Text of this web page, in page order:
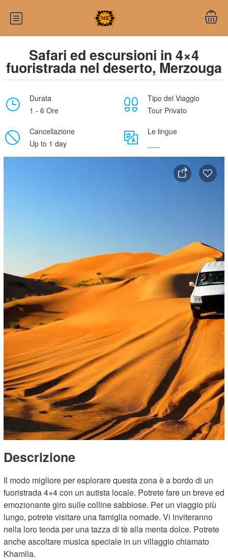
Safari ed escursioni in 4×4
fuoristrada nel deserto, Merzouga
Durata
1 - 6 Ore
Tipo del Viaggio
Tour Privato
Cancellazione
Up to 1 day
Le lingue
Descrizione
Il modo migliore per esplorare questa zona è a bordo di un
fuoristrada 4×4 con un autista locale. Potrete fare un breve ed
emozionante giro sulle colline sabbiose. Per un viaggio più
lungo, potrete visitare una famiglia nomade. Vi inviteranno
nella loro tenda per una tazza di tè alla menta dolce. Potrete
anche ascoltare musica speciale in un villaggio chiamato
Khamlia.